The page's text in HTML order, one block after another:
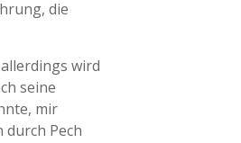
die
wird
seine
mir
durch Pech